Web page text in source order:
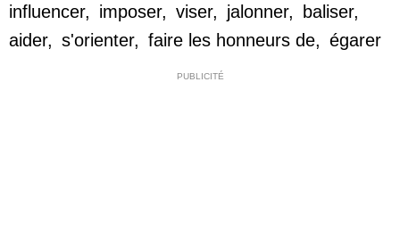
influencer, imposer, viser, jalonner, baliser,
aider, s'orienter, faire les honneurs de, égarer
PUBLICITÉ